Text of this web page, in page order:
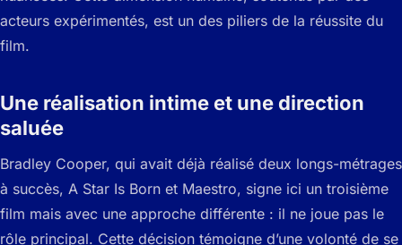
acteurs expérimentés, est un des piliers de la réussite du
film.
Une réalisation intime et une direction
saluée
Bradley Cooper, qui avait déjà réalisé deux longs-métrages
à succès, A Star Is Born et Maestro, signe ici un troisième
film mais avec une approche différente : il ne joue pas le
rôle principal. Cette décision témoigne d’une volonté de se